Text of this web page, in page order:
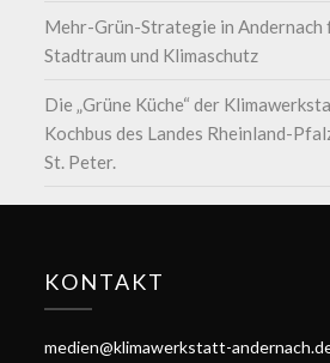
Mehr-Grün-Strategie in Andernach
Stadtraum und Klimaschutz
Die „Grüne Küche“ der
Kochbus des Landes Rheinland-
St. Peter.
KONTAKT
medien@klimawerkstatt-